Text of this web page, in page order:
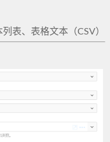
表、表格文本（CSV）